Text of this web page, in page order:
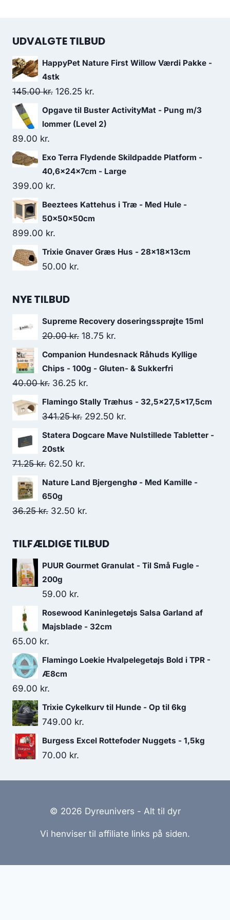
UDVALGTE TILBUD
HappyPet Nature First Willow Værdi Pakke -
4stk
145.00kr. Den
oprindelige
pris
145.00 kr..
126.25 kr.
aktuelle
pris
126.25 kr..
Opgave til Buster ActivityMat - Pung m/3
lommer (Level 2)
89.00 kr.
Exo Terra Flydende Skildpadde Platform -
40,6x24x7cm - Large
399.00 kr.
Beeztees Kattehus i Træ - Med Hule -
50x50x50cm
899.00 kr.
Trixie Gnaver Græs Hus - 28x18x13cm
50.00 kr.
NYE TILBUD
Supreme Recovery doseringssprøjte 15ml
20.00kr. Den
oprindelige
pris
var:
20.00 kr..
18.75 kr.
aktuelle
pris
18.75 kr..
Companion Hundesnack Råhuds Kyllige
Chips - 100g - Gluten- & Sukkerfri
40.00kr. Den
oprindelige
pris
40.00 kr..
36.25 kr.
aktuelle
pris
Flamingo Stally Træhus - 32,5x27,5x17,5cm
341.25kr. Den
oprindelige
341.25 kr..
292.50 kr.
aktuelle
292.50 kr..
Statera Dogcare Mave Nulstillede Tabletter -
20stk
71.25kr. Den
oprindelige
pris
var:
62.50 kr.
aktuelle
er:
Nature Land Bjergenghø - Med Kamille -
650g
36.25kr. Den
pris
36.25 kr..
32.50 kr.
pris
32.50 kr..
TILFÆLDIGE TILBUD
PUUR Gourmet Granulat - Til Små Fugle -
200g
59.00 kr.
Rosewood Kaninlegetøjs Salsa Garland af
Majsblade - 32cm
65.00 kr.
Flamingo Loekie Hvalpelegetøjs Bold i TPR -
Æ8cm
69.00 kr.
Trixie Cykelkurv til Hunde - Op til 6kg
749.00 kr.
Burgess Excel Rottefoder Nuggets - 1,5kg
70.00 kr.
© 2026 Dyreunivers - Alt til dyr
Vi henviser til affiliate links på siden.